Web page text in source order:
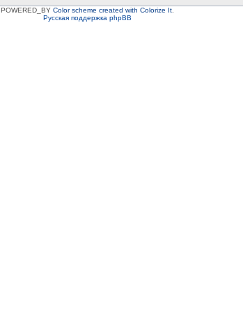
POWERED_BY Color scheme created with Colorize It.
Русская поддержка phpBB